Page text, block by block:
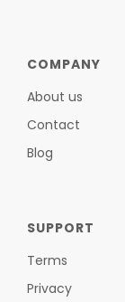
COMPANY
About us
Contact
Blog
SUPPORT
Terms
Privacy